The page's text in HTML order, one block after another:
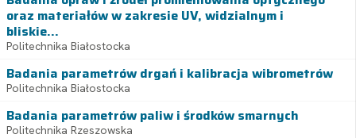
oraz materiałów w zakresie UV, widzialnym i
bliskie...
Politechnika Białostocka
Badania parametrów drgań i kalibracja wibrometrów
Politechnika Białostocka
Badania parametrów paliw i środków smarnych
Politechnika Rzeszowska